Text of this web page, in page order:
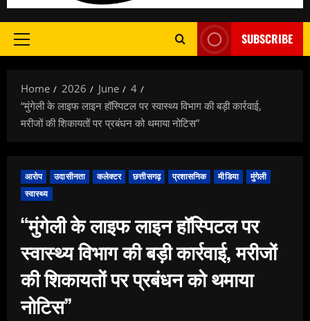
Primary
SUBSCRIBE
Home 2026 June
4
“मुंगेली के लाइफ लाइन हॉस्पिटल पर स्वास्थ्य विभाग की बड़ी कार्रवाई,
मरीजों की शिकायतों पर प्रबंधन को थमाया नोटिस”
आरोप उदासीनता कलेक्टर छत्तीसगढ़ प्रशासनिक मीडिया
मुंगेली
स्वास्थ्य
“मुंगेली के लाइफ लाइन हॉस्पिटल पर
स्वास्थ्य विभाग की बड़ी कार्रवाई, मरीजों
की शिकायतों पर प्रबंधन को थमाया
नोटिस”